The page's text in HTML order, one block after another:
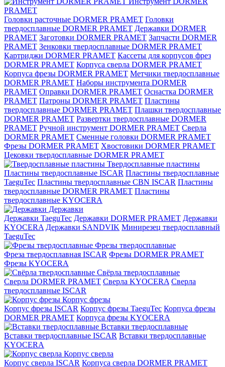
PRAMET
Головки расточные DORMER PRAMET Головки
твердосплавные DORMER PRAMET Державки DORMER
PRAMET Заготовки DORMER PRAMET Запчасти DORMER
PRAMET Зенковки твердосплавные DORMER PRAMET
Картриджи DORMER PRAMET Кассеты для корпусов фрез
DORMER PRAMET Корпуса сверла DORMER PRAMET
Корпуса фрезы DORMER PRAMET Метчики твердосплавные
DORMER PRAMET Наборы инструмента DORMER
PRAMET Оправки DORMER PRAMET Оснастка DORMER
PRAMET Патроны DORMER PRAMET Пластины
твердосплавные DORMER PRAMET Плашки твердосплавные
DORMER PRAMET Развертки твердосплавные DORMER
PRAMET Ручной инструмент DORMER PRAMET Сверла
DORMER PRAMET Сменные головки DORMER PRAMET
Фрезы DORMER PRAMET Хвостовики DORMER PRAMET
Цековки твердосплавные DORMER PRAMET
Твердосплавные пластины
Пластины твердосплавные ISCAR Пластины твердосплавные
TaeguTec Пластины твердосплавные CBN ISCAR Пластины
твердосплавные DORMER PRAMET Пластины
твердосплавные KYOCERA
Державки
Державки TaeguTec Державки DORMER PRAMET Державки
KYOCERA Державки SANDVIK Минирезец твердосплавный
TaeguTec
Фрезы твердосплавные
Фреза твердосплавная ISCAR Фрезы DORMER PRAMET
Фрезы KYOCERA
Свёрла твердосплавные
Сверла DORMER PRAMET Сверла KYOCERA Сверла
твердосплавные ISCAR
Корпус фрезы
Корпус фрезы ISCAR Корпус фрезы TaeguTec Корпуса фрезы
DORMER PRAMET Корпуса фрезы KYOCERA
Вставки твердосплавные
Вставки твердосплавные ISCAR Вставки твердосплавные
KYOCERA
Корпус сверла
Корпус сверла ISCAR Корпуса сверла DORMER PRAMET